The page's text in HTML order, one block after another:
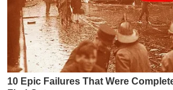
2
0
2
6